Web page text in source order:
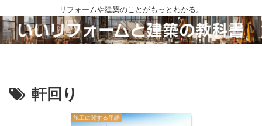
リフォームや建築のことがもっとわかる。
軒回り
施工に関する用語